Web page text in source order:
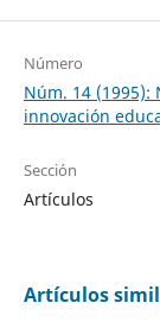
Número
Núm. 14 (1995):
innovación
Sección
Artículos
Artículos